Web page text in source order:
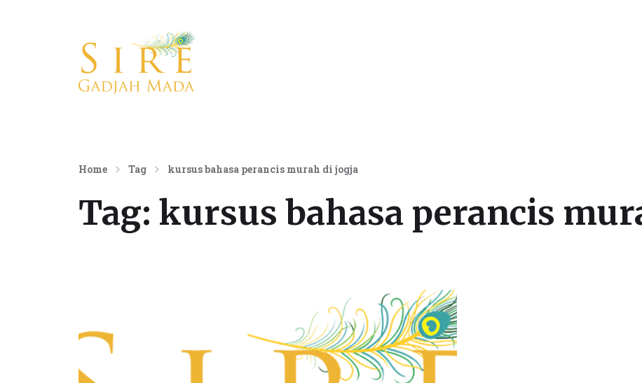
Konsultan Komunikasi Internasional dan Beasiswa Luar Negeri
Home Tag kursus bahasa perancis murah di jogja
Tag: kursus bahasa perancis